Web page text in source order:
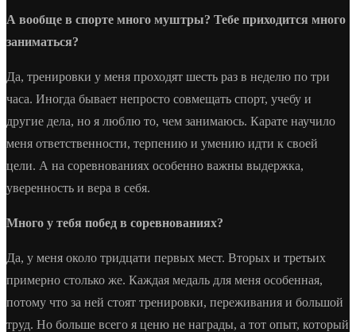
А вообще в спорте много муштры? Тебе приходится много
заниматься?
Да, тренировки у меня проходят шесть раз в неделю по три
часа. Иногда бывает непросто совмещать спорт, учебу и
другие дела, но я люблю то, чем занимаюсь. Карате научило
меня ответственности, терпению и умению идти к своей
цели. А на соревнованиях особенно важны выдержка,
уверенность и вера в себя.
Много у тебя побед в соревнованиях?
Да, у меня около тридцати первых мест. Вторых и третьих
примерно столько же. Каждая медаль для меня особенная,
потому что за ней стоят тренировки, переживания и большой
труд. Но больше всего я ценю не награды, а тот опыт, который